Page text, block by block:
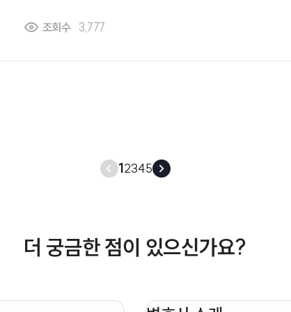
있는지 궁금합니다. 특히 첨단기술 관련 사업이나 경제자
조회수 3,777
12345
더 궁금한 점이 있으신가요?